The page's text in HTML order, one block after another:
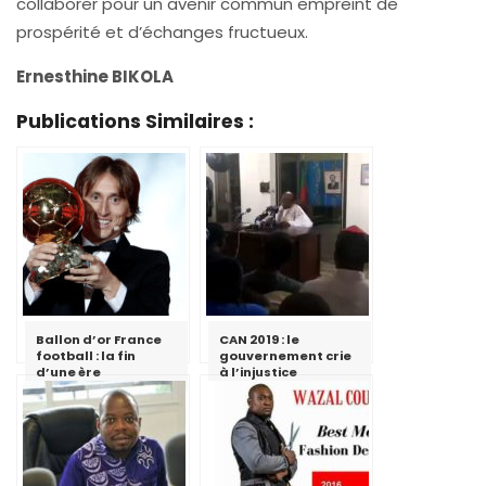
prospérité et d’échanges fructueux.
Ernesthine BIKOLA
Publications Similaires :
Ballon d’or France
football : la fin
d’une ère
CAN 2019 : le
gouvernement crie
à l’injustice